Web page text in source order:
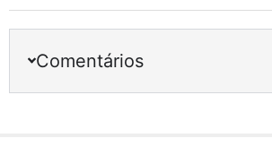
Comentários